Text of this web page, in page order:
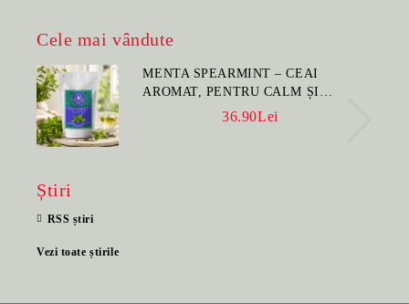
Cele mai vândute
MENTA SPEARMINT – CEAI
AROMAT, PENTRU CALM ȘI
BENEFIC PENTRU SĂNĂTATE
36.90Lei
Știri
RSS știri
Vezi toate știrile